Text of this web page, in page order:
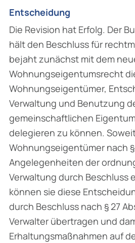
Entscheidung
Die Revision hat Erfolg. Der
hält den Beschluss für
bejaht zunächst mit dem
Wohnungseigentumsrecht
Wohnungseigentümer,
Verwaltung und Benutzung
gemeinschaftlichen
delegieren zu können.
Wohnungseigentümer nach §
Angelegenheiten der
Verwaltung durch Beschluss
können sie diese
durch Beschluss nach § 27
Verwalter übertragen und
Erhaltungsmaßnahmen auf